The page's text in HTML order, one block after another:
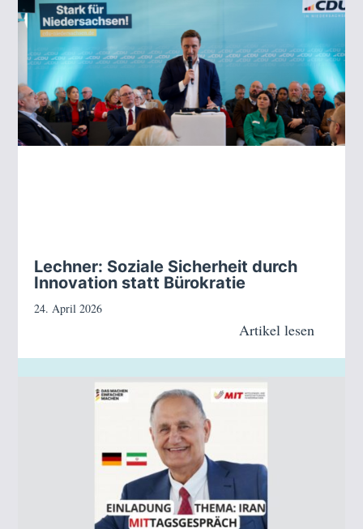
Lechner: Soziale Sicherheit durch
Innovation statt Bürokratie
24. April 2026
Artikel lesen